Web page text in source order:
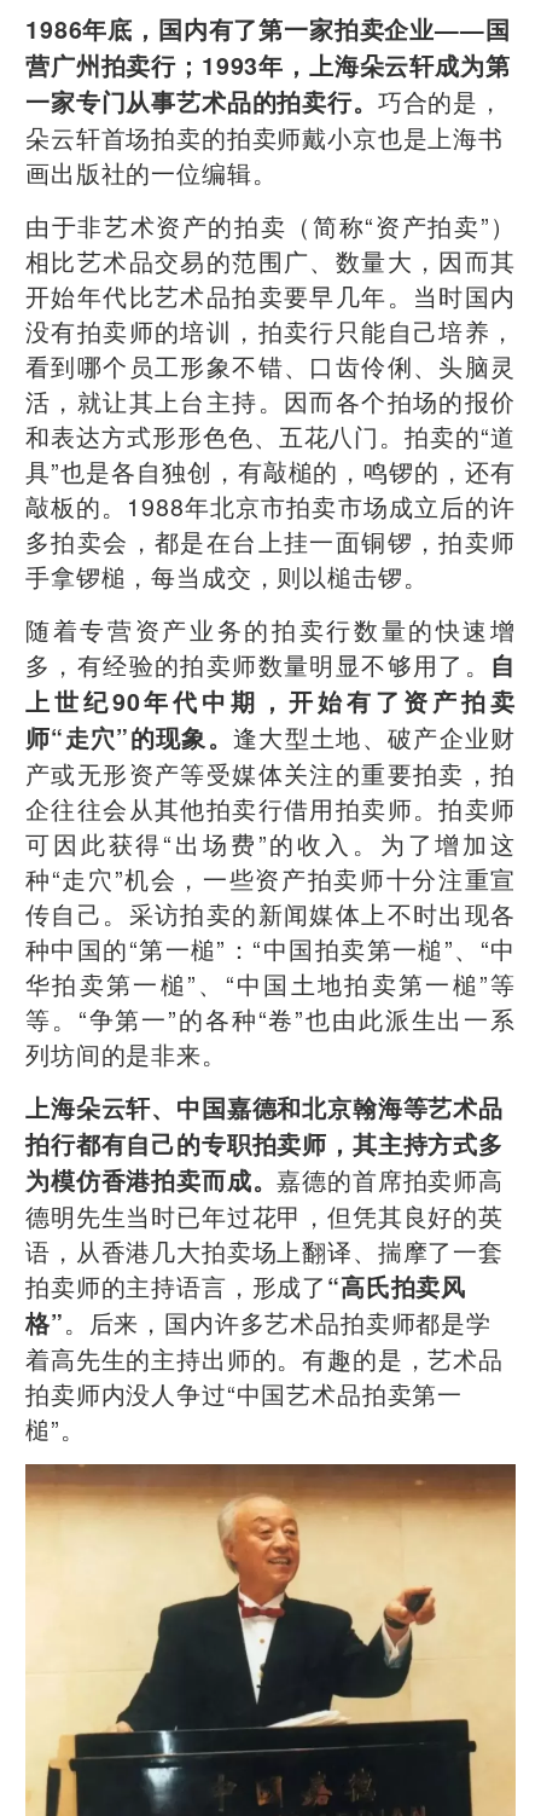
1986年底，国内有了第一家拍卖企业——国
营广州拍卖行；1993年，上海朵云轩成为第
一家专门从事艺术品的拍卖行。 巧合的是，
朵云轩首场拍卖的拍卖师戴小京也是上海书
画出版社的一位编辑。
由于非艺术资产的拍卖（简称“资产拍卖”）
相比艺术品交易的范围广、数量大，因而其
开始年代比艺术品拍卖要早几年。当时国内
没有拍卖师的培训，拍卖行只能自己培养，
看到哪个员工形象不错、口齿伶俐、头脑灵
活，就让其上台主持。因而各个拍场的报价
和表达方式形形色色、五花八门。拍卖的“道
具”也是各自独创，有敲槌的，鸣锣的，还有
敲板的。1988年北京市拍卖市场成立后的许
多拍卖会，都是在台上挂一面铜锣，拍卖师
手拿锣槌，每当成交，则以槌击锣。
随着专营资产业务的拍卖行数量的快速增
多，有经验的拍卖师数量明显不够用了。 自
上世纪90年代中期，开始有了资产拍卖
师“走穴”的现象。 逢大型土地、破产企业财
产或无形资产等受媒体关注的重要拍卖，拍
企往往会从其他拍卖行借用拍卖师。拍卖师
可因此获得“出场费”的收入。为了增加这
种“走穴”机会，一些资产拍卖师十分注重宣
传自己。采访拍卖的新闻媒体上不时出现各
种中国的“第一槌”：“中国拍卖第一槌”、“中
华拍卖第一槌”、“中国土地拍卖第一槌”等
等。“争第一”的各种“卷”也由此派生出一系
列坊间的是非来。
上海朵云轩、中国嘉德和北京翰海等艺术品
拍行都有自己的专职拍卖师，其主持方式多
为模仿香港拍卖而成。嘉德的首席拍卖师高
德明先生当时已年过花甲，但凭其良好的英
语，从香港几大拍卖场上翻译、揣摩了一套
拍卖师的主持语言，形成了“高氏拍卖风
格”。后来，国内许多艺术品拍卖师都是学
着高先生的主持出师的。有趣的是，艺术品
拍卖师内没人争过“中国艺术品拍卖第一
槌”。